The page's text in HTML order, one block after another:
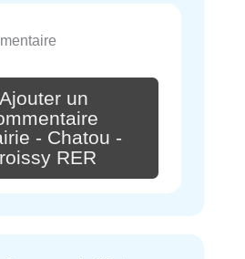
Ajouter un
- Chatou -
RER